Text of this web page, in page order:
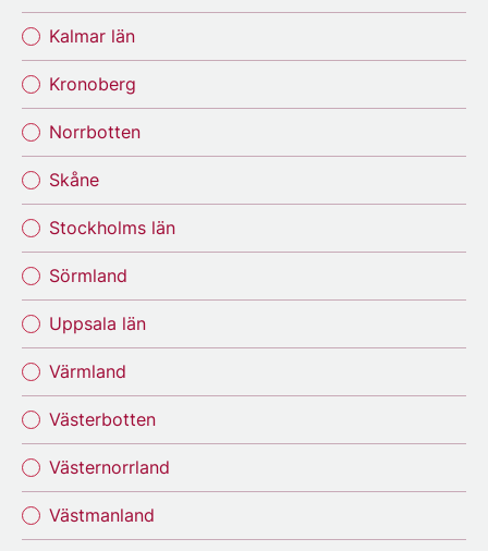
Kalmar län
Kronoberg
Norrbotten
Skåne
Stockholms län
Sörmland
Uppsala län
Värmland
Västerbotten
Västernorrland
Västmanland